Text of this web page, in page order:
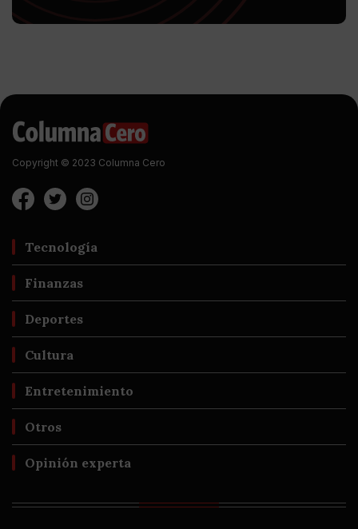
Copyright © 2023 Columna Cero
Tecnología
Finanzas
Deportes
Cultura
Entretenimiento
Otros
Opinión experta